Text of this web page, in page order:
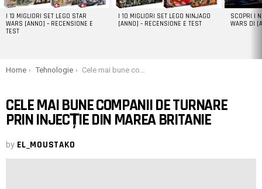
I 13 MIGLIORI SET LEGO STAR
WARS [ANNO] – RECENSIONE E
TEST
I 10 MIGLIORI SET LEGO NINJAGO
[ANNO] – RECENSIONE E TEST
SCOPRI I
WARS DI
You are here:
Home Tehnologie Cele mai bune companii de turnare prin injecție din Marea Britanie
CELE MAI BUNE COMPANII DE TURNARE
PRIN INJECȚIE DIN MAREA BRITANIE
by EL_MOUSTAKO